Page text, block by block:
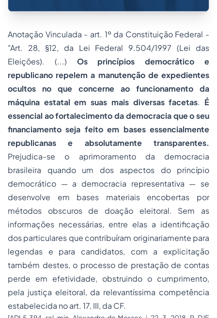
Anotação Vinculada - art. 1º da Constituição Federal -
"Art. 28, §12, da Lei Federal 9.504/1997 (Lei das
Eleições). (...) Os princípios democrático e
republicano repelem a manutenção de expedientes
ocultos no que concerne ao funcionamento da
máquina estatal em suas mais diversas facetas. É
essencial ao fortalecimento da democracia que o seu
financiamento seja feito em bases essencialmente
republicanas e absolutamente transparentes.
Prejudica-se o aprimoramento da democracia
brasileira quando um dos aspectos do princípio
democrático — a democracia representativa — se
desenvolve em bases materiais encobertas por
métodos obscuros de doação eleitoral. Sem as
informações necessárias, entre elas a identificação
dos particulares que contribuíram originariamente para
legendas e para candidatos, com a explicitação
também destes, o processo de prestação de contas
perde em efetividade, obstruindo o cumprimento,
pela justiça eleitoral, da relevantíssima competência
estabelecida no art. 17, III, da CF.